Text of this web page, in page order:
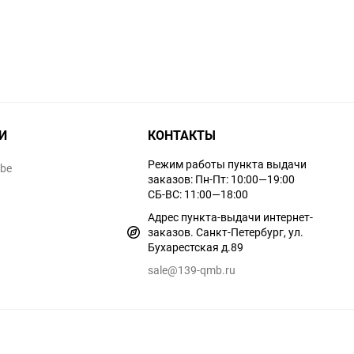
КОНТАКТЫ
Режим работы пункта выдачи
заказов: Пн-Пт: 10:00—19:00
СБ-ВС: 11:00—18:00
Адрес пункта-выдачи интернет-
заказов. Санкт-Петербург, ул.
Бухарестская д.89
sale@139-qmb.ru